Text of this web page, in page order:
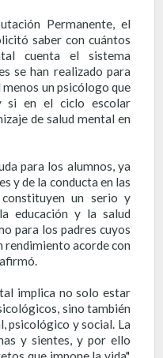
Permanente, el
saber con cuántos
cuenta el sistema
se han realizado para
menos un psicólogo que
si en el ciclo escolar
de salud mental en
para los alumnos, ya
y de la conducta en las
un serio y
educación y la salud
para los padres cuyos
rendimiento acorde con
implica no solo estar
sino también
psicológico y social. La
y sientes, y por ello